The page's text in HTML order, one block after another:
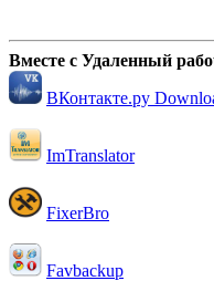
Вместе с Удаленный
ВКонтакте.ру
ImTranslator
FixerBro
Favbackup